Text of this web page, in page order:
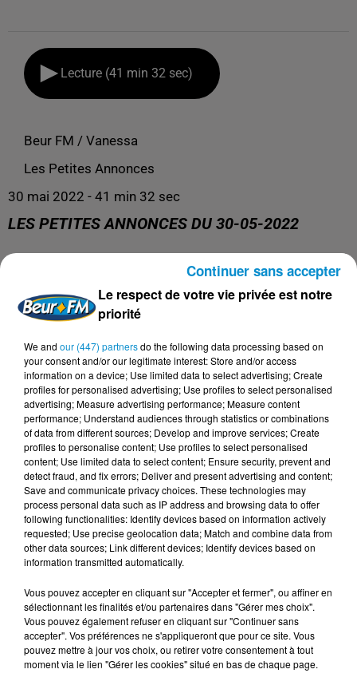
Lecture (41 min 32 sec)
Beur FM / Vanessa
Les Petites Annonces
30 mai 2022 - 41 min 32 sec
LES PETITES ANNONCES DU 30-05-2022
L'émission 100% services entre particuliers !
DERNIERS PODCASTS
24 juillet 2026
Les Zinformés - 24/07/26
23 juillet 2026
Les Zinformés - 23/07/26
Le respect de votre vie privée est notre
priorité
We and our (447) partnersdo the following data processing based on
your consent and/or our legitimate interest: Store and/or access
information on a device; Use limited data to select advertising; Create
profiles for personalised advertising; Use profiles to select personalised
advertising; Measure advertising performance; Measure content
performance; Understand audiences through statistics or combinations
of data from different sources; Develop and improve services; Create
profiles to personalise content; Use profiles to select personalised
content; Use limited data to select content; Ensure security, prevent and
detect fraud, and fix errors; Deliver and present advertising and content;
Save and communicate privacy choices. These technologies may
process personal data such as IP address and browsing data to offer
following functionalities: Identify devices based on information actively
requested; Use precise geolocation data; Match and combine data from
other data sources; Link different devices; Identify devices based on
information transmitted automatically.
Vous pouvez accepter en cliquant sur "Accepter et fermer", ou affiner en
sélectionnant les finalités et/ou partenaires dans "Gérer mes choix".
Vous pouvez également refuser en cliquant sur "Continuer sans
accepter". Vos préférences ne s'appliqueront que pour ce site. Vous
pouvez mettre à jour vos choix, ou retirer votre consentement à tout
moment via le lien "Gérer les cookies" situé en bas de chaque page.
Continuer sans accepter